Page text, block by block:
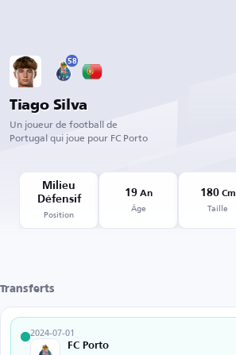
58
Tiago Silva
Un joueur de football de
Portugal qui joue pour FC Porto
Milieu
Défensif
Position
19An
Âge
180Cm
Taille
Transferts
2024-07-01
FC Porto